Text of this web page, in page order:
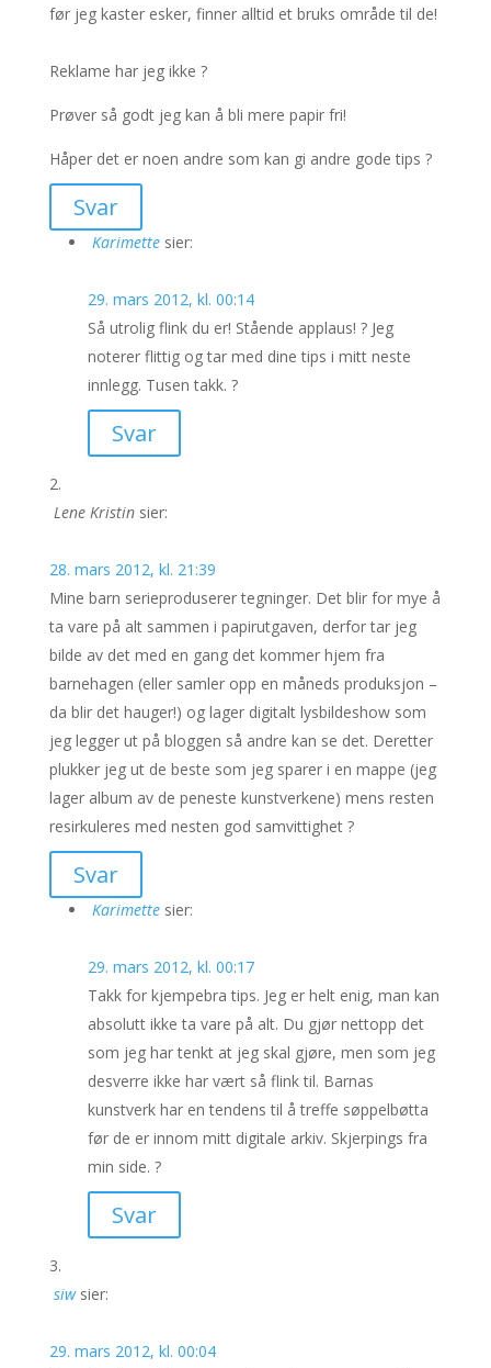
før jeg kaster esker, finner alltid et bruks område til de!
Reklame har jeg ikke ?
Prøver så godt jeg kan å bli mere papir fri!
Håper det er noen andre som kan gi andre gode tips ?
Svar
Karimette sier:
29. mars 2012, kl. 00:14
Så utrolig flink du er! Stående applaus! ? Jeg
noterer flittig og tar med dine tips i mitt neste
innlegg. Tusen takk. ?
Svar
Lene Kristin sier:
28. mars 2012, kl. 21:39
Mine barn serieproduserer tegninger. Det blir for mye å
ta vare på alt sammen i papirutgaven, derfor tar jeg
bilde av det med en gang det kommer hjem fra
barnehagen (eller samler opp en måneds produksjon –
da blir det hauger!) og lager digitalt lysbildeshow som
jeg legger ut på bloggen så andre kan se det. Deretter
plukker jeg ut de beste som jeg sparer i en mappe (jeg
lager album av de peneste kunstverkene) mens resten
resirkuleres med nesten god samvittighet ?
Svar
Karimette sier:
29. mars 2012, kl. 00:17
Takk for kjempebra tips. Jeg er helt enig, man kan
absolutt ikke ta vare på alt. Du gjør nettopp det
som jeg har tenkt at jeg skal gjøre, men som jeg
desverre ikke har vært så flink til. Barnas
kunstverk har en tendens til å treffe søppelbøtta
før de er innom mitt digitale arkiv. Skjerpings fra
min side. ?
Svar
siw sier:
29. mars 2012, kl. 00:04